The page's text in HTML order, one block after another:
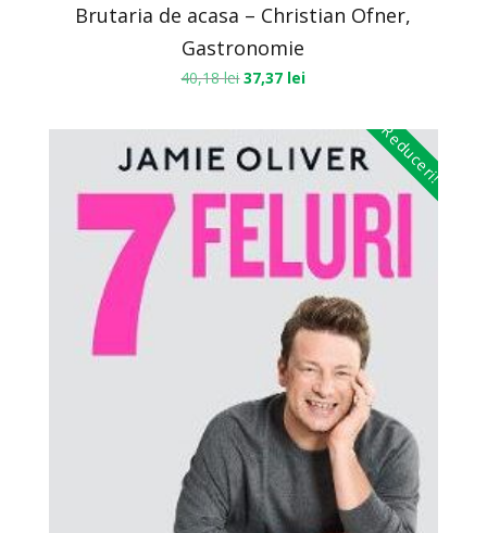
Brutaria de acasa – Christian Ofner,
Gastronomie
40,18lei 37,37 lei
Reduceri!